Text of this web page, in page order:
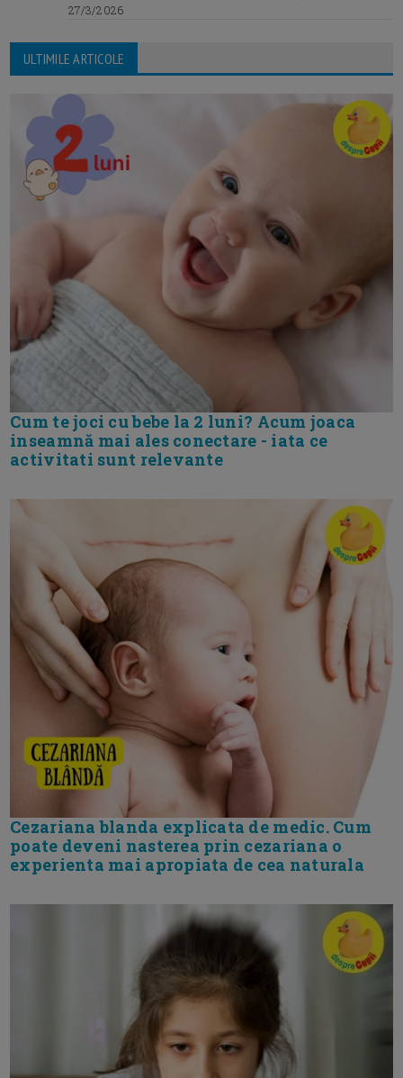
27/3/2026
ULTIMILE ARTICOLE
Cum te joci cu bebe la 2 luni? Acum joaca
inseamnă mai ales conectare - iata ce
activitati sunt relevante
Cezariana blanda explicata de medic. Cum
poate deveni nasterea prin cezariana o
experienta mai apropiata de cea naturala